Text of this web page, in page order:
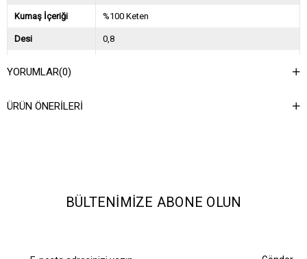
Kumaş İçeriği %100 Keten
Desi 0,8
Asorti Bilgisi
YORUMLAR(0)
ÜRÜN ÖNERILERI
BÜLTENIMIZE ABONE OLUN